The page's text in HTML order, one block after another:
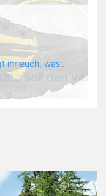
Deemax Pro Schuh Vielleicht fragt ihr euch, was ein Schuh mit Deemax zu tun hat? Nun, hier spielt vor allem der Einsatzzweck eine Rolle: Deemax steht für Gravity pur und dafür ist auch der neue Schuh gedacht, der vor allem den Ideen von Downhill Legende Fabien Barel entspricht. Der Schuh soll ganz der Deemax Philosophie entsprechen: kompromisslose Funktion, effizient und hoher Komfort standen auf der Wunschliste von Fabien. Und das kam dabei heraus: - die neue „Energy Grip AM“ Sohle bietet maximale Stabilität und optimalen Grip auf dem Pedal. - die „Ergo Fit“ Innensohle soll super hohen Komfort bieten und optimal sitzen und zwar den ganzen Tag lang. - eine 3D-Mesch-Konstruktion soll den Fuß belüften und sowohl bei Sonne also auch unter kühlen Bedingungen für optimales Fußklima sorgen - die Assymetrische Konstruktion mit höherem Seitenteil innen soll den Knöchel optimal schützen - extra Schutz für die Zehen und die Fersen